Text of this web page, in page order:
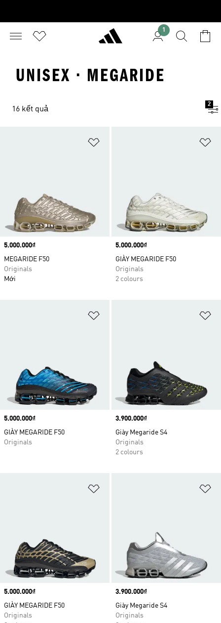
1
UNISEX · MEGARIDE
16 kết quả
2
Price
5.000.000₫
MEGARIDE F50
Originals
Mới
Price
5.000.000₫
GIÀY MEGARIDE F50
Originals
2 colours
Price
5.000.000₫
GIÀY MEGARIDE F50
Originals
Price
3.900.000₫
Giày Megaride S4
Originals
2 colours
Price
5.000.000₫
GIÀY MEGARIDE F50
Originals
Price
3.900.000₫
Giày Megaride S4
Originals